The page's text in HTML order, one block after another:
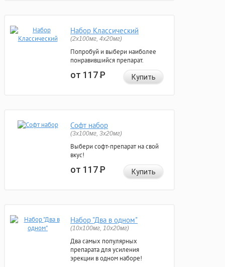
Набор Классический
(2x100мг, 4x20мг)
Попробуй и выбери наиболее
понравившийся препарат.
от 117Р Купить
Софт набор
(3x100мг, 3x20мг)
Выбери софт-препарат на свой
вкус!
от 117Р Купить
Набор "Два в одном"
(10x100мг, 10x20мг)
Два самых популярных
препарата для усиления
эрекции в одном наборе!